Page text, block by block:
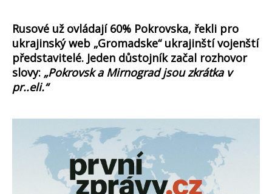
Rusové už ovládají 60% Pokrovska, řekli pro
ukrajinský web „Gromadske“ ukrajinští vojenští
představitelé. Jeden důstojník začal rozhovor
slovy: „Pokrovsk a Mirnograd jsou zkrátka v
pr..eli.“